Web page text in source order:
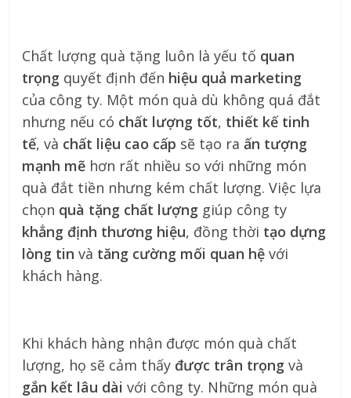
Chất lượng quà tặng luôn là yếu tố quan
trọng quyết định đến hiệu quả marketing
của công ty. Một món quà dù không quá đắt
nhưng nếu có chất lượng tốt, thiết kế tinh
tế, và chất liệu cao cấp sẽ tạo raấn tượng
mạnh mẽ hơn rất nhiều so với những món
quà đắt tiền nhưng kém chất lượng. Việc lựa
chọn quà tặng chất lượng giúp công ty
khẳng định thương hiệu, đồng thời tạo dựng
lòng tin và tăng cường mối quan hệ với
khách hàng.
Khi khách hàng nhận được món quà chất
lượng, họ sẽ cảm thấy được trân trọng và
gắn kết lâu dài với công ty. Những món quà